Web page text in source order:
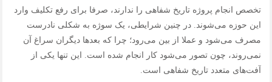
تخصص انجام پروژه تاریخ شفاهی را ندارند، صرفا برای رفع تکلیف وارد
این حوزه می‌شوند. در چنین شرایطی، یک سوژه به شکلی نادرست
مصرف می‌شود و عملا از بین می‌رود؛ چرا که بعدها دیگران سراغ آن
نمی‌روند، چون تصور می‌شود کار انجام شده است. این تنها یکی از
آفت‌های متعدد تاریخ شفاهی است.